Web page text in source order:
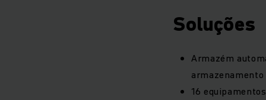
Soluções
Armazém
armazenamento
16